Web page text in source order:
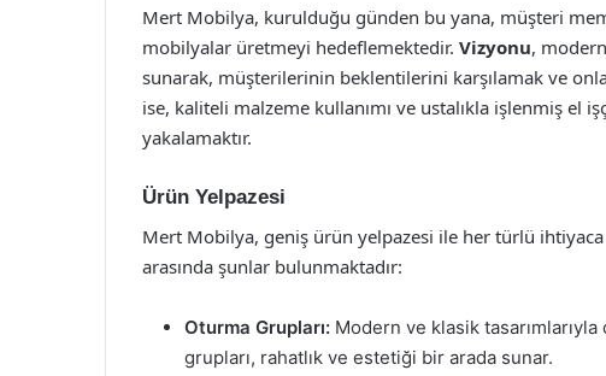
Mert Mobilya, kurulduğu günden bu yana, müşteri
mobilyalar üretmeyi hedeflemektedir. Vizyonu,
sunarak, müşterilerinin beklentilerini karşılamak ve
ise, kaliteli malzeme kullanımı ve ustalıkla işlenmiş
yakalamaktır.
Ürün Yelpazesi
Mert Mobilya, geniş ürün yelpazesi ile her türlü
arasında şunlar bulunmaktadır:
Oturma Grupları: Modern ve klasik tasarımlarıyla
grupları, rahatlık ve estetiği bir arada sunar.